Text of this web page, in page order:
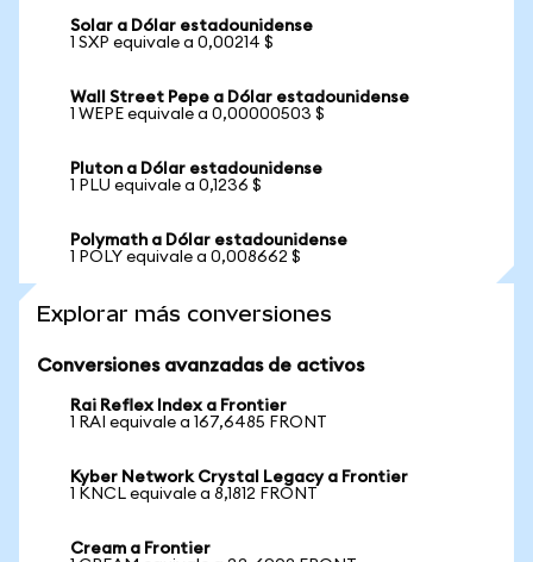
Solar a Dólar estadounidense
1 SXP equivale a 0,00214 $
Wall Street Pepe a Dólar estadounidense
1 WEPE equivale a 0,00000503 $
Pluton a Dólar estadounidense
1 PLU equivale a 0,1236 $
Polymath a Dólar estadounidense
1 POLY equivale a 0,008662 $
Explorar más conversiones
Conversiones avanzadas de activos
Rai Reflex Index a Frontier
1 RAI equivale a 167,6485 FRONT
Kyber Network Crystal Legacy a Frontier
1 KNCL equivale a 8,1812 FRONT
Cream a Frontier